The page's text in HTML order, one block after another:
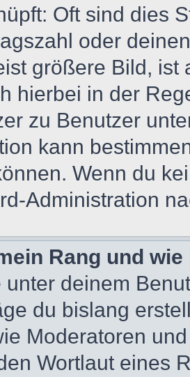
Oft sind dies
oder
größere Bild, ist
hierbei in der
zu Benutzer
kann
Wenn du
Administration
Rang und
unter deinem
du bislang
Moderatoren
Wortlaut eines